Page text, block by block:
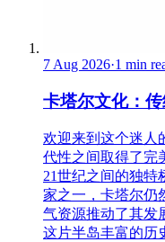
7 Aug 2026·1 min
卡塔尔文化：
欢迎来到这个迷人
代性之间取得了完
21世纪之间的独特
家之一，卡塔尔仍
气资源推动了其发
这片半岛丰富的历